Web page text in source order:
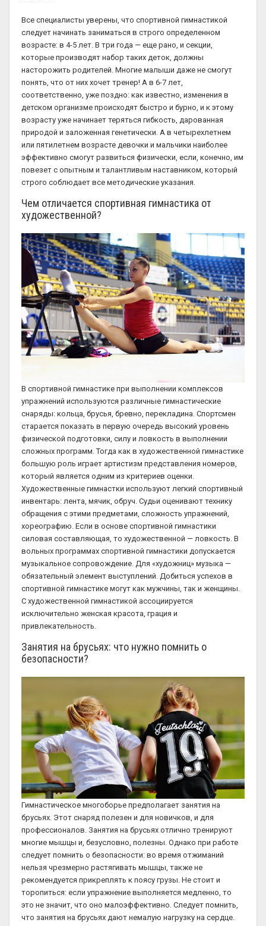
Все специалисты уверены, что спортивной гимнастикой
следует начинать заниматься в строго определенном
возрасте: в 4-5 лет. В три года — еще рано, и секции,
которые производят набор таких деток, должны
насторожить родителей. Многие малыши даже не смогут
понять, что от них хочет тренер! А в 6-7 лет,
соответственно, уже поздно: как известно, изменения в
детском организме происходят быстро и бурно, и к этому
возрасту уже начинает теряться гибкость, дарованная
природой и заложенная генетически. А в четырехлетнем
или пятилетнем возрасте девочки и мальчики наиболее
эффективно смогут развиться физически, если, конечно, им
повезет с опытным и талантливым наставником, который
строго соблюдает все методические указания.
Чем отличается спортивная гимнастика от
художественной?
В спортивной гимнастике при выполнении комплексов
упражнений используются различные гимнастические
снаряды: кольца, брусья, бревно, перекладина. Спортсмен
старается показать в первую очередь высокий уровень
физической подготовки, силу и ловкость в выполнении
сложных программ. Тогда как в художественной гимнастике
большую роль играет артистизм представления номеров,
который является одним из критериев оценки.
Художественные гимнастки используют легкий спортивный
инвентарь: лента, мячик, обруч. Судьи оценивают технику
обращения с этими предметами, сложность упражнений,
хореографию. Если в основе спортивной гимнастики
силовая составляющая, то художественной — ловкость. В
вольных программах спортивной гимнастики допускается
музыкальное сопровождение. Для «художниц» музыка —
обязательный элемент выступлений. Добиться успехов в
спортивной гимнастике могут как мужчины, так и женщины.
С художественной гимнастикой ассоциируется
исключительно женская красота, грация и
привлекательность.
Занятия на брусьях: что нужно помнить о
безопасности?
Гимнастическое многоборье предполагает занятия на
брусьях. Этот снаряд полезен и для новичков, и для
профессионалов. Занятия на брусьях отлично тренируют
многие мышцы и, безусловно, полезны. Однако при работе
следует помнить о безопасности: во время отжиманий
нельзя чрезмерно растягивать мышцы, также не
рекомендуется прикреплять к поясу грузы. Не стоит и
торопиться: если упражнение выполняется медленно, то
это не значит, что оно малоэффективно. Следует помнить,
что занятия на брусьях дают немалую нагрузку на сердце.